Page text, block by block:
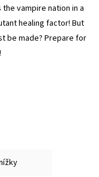
vampire nation in a
healing factor! But
be made? Prepare for